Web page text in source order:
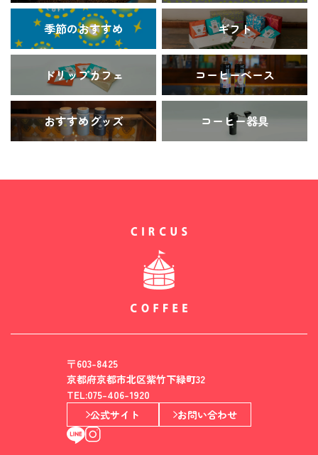
季節のおすすめ ギフト
ドリップカフェ コーヒーベース
おすすめグッズ コーヒー器具
〒603-8425
京都府京都市北区紫竹下緑町32
TEL:075-406-1920
公式サイト
お問い合わせ